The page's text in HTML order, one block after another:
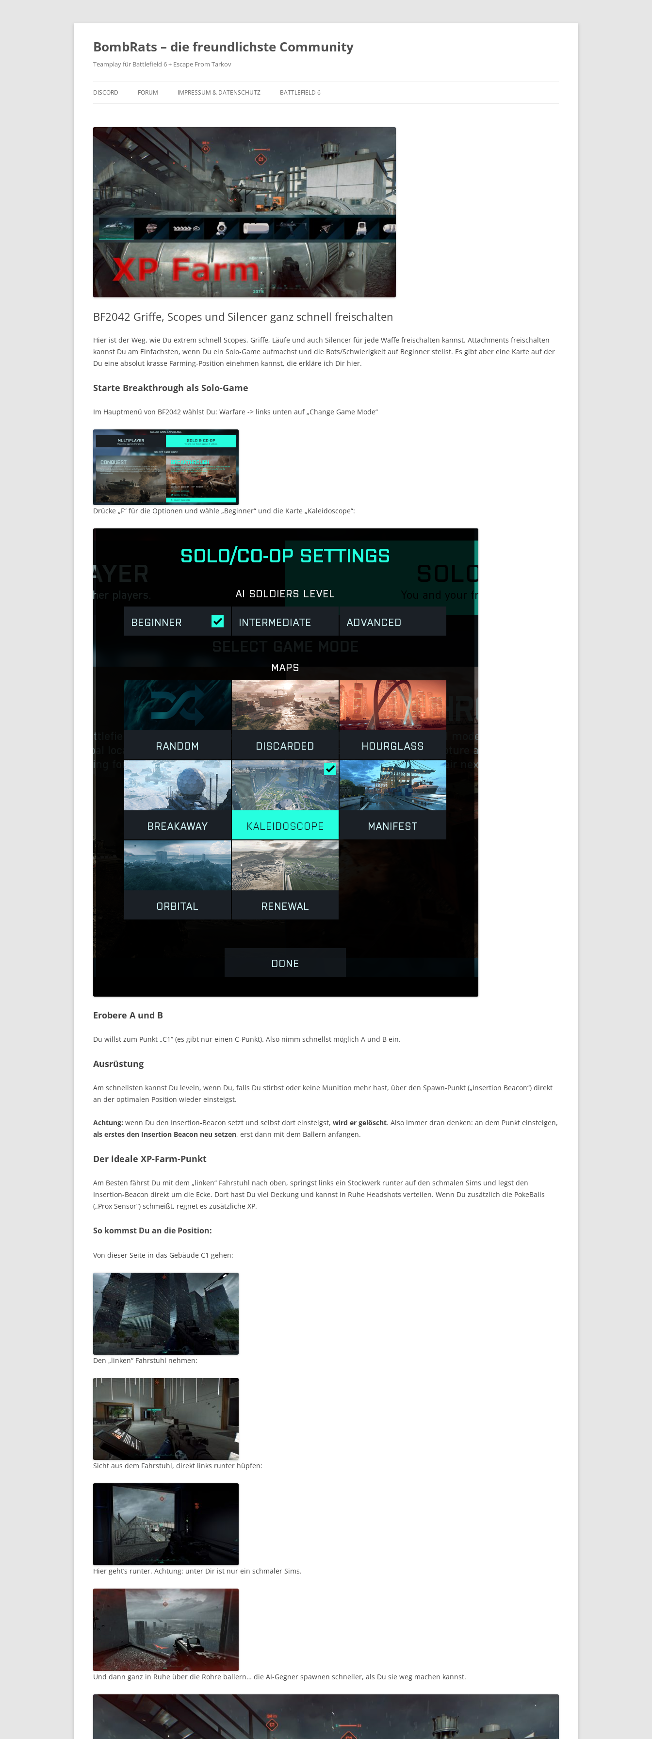
Zum
BombRats – die freundlichste Community
Teamplay für Battlefield 6 + Escape From Tarkov
DISCORD FORUM IMPRESSUM & DATENSCHUTZ BATTLEFIELD 6
BF2042 Griffe, Scopes und Silencer ganz schnell freischalten
Hier ist der Weg, wie Du extrem schnell Scopes, Griffe, Läufe und auch Silencer für jede Waffe freischalten kannst. Attachments freischalten
kannst Du am Einfachsten, wenn Du ein Solo-Game aufmachst und die Bots/Schwierigkeit auf Beginner stellst. Es gibt aber eine Karte auf der
Du eine absolut krasse Farming-Position einehmen kannst, die erkläre ich Dir hier.
Starte Breakthrough als Solo-Game
Im Hauptmenü von BF2042 wählst Du: Warfare -> links unten auf „Change Game Mode“
Drücke „F“ für die Optionen und wähle „Beginner“ und die Karte „Kaleidoscope“:
Erobere A und B
Du willst zum Punkt „C1“ (es gibt nur einen C-Punkt). Also nimm schnellst möglich A und B ein.
Ausrüstung
Am schnellsten kannst Du leveln, wenn Du, falls Du stirbst oder keine Munition mehr hast, über den Spawn-Punkt („Insertion Beacon“) direkt
an der optimalen Position wieder einsteigst.
Achtung: wenn Du den Insertion-Beacon setzt und selbst dort einsteigst, wird er gelöscht. Also immer dran denken: an dem Punkt einsteigen,
als erstes den Insertion Beacon neu setzen, erst dann mit dem Ballern anfangen.
Der ideale XP-Farm-Punkt
Am Besten fährst Du mit dem „linken“ Fahrstuhl nach oben, springst links ein Stockwerk runter auf den schmalen Sims und legst den
Insertion-Beacon direkt um die Ecke. Dort hast Du viel Deckung und kannst in Ruhe Headshots verteilen. Wenn Du zusätzlich die PokeBalls
(„Prox Sensor“) schmeißt, regnet es zusätzliche XP.
So kommst Du an die Position:
Von dieser Seite in das Gebäude C1 gehen:
Den „linken“ Fahrstuhl nehmen:
Sicht aus dem Fahrstuhl, direkt links runter hüpfen:
Hier geht’s runter. Achtung: unter Dir ist nur ein schmaler Sims.
Und dann ganz in Ruhe über die Rohre ballern… die AI-Gegner spawnen schneller, als Du sie weg machen kannst.